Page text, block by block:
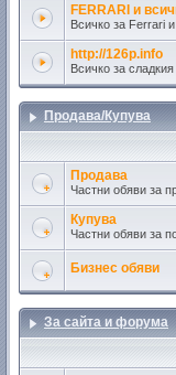
FERRARI и
Всичко за Ferrari и
http://126p.info
Всичко за
Продава/Купува
Продава
Частни обяви за
Купува
Частни обяви за
Бизнес обяви
За сайта и форума